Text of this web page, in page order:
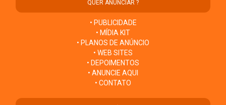
QUER ANUNCIAR ?
• PUBLICIDADE
• MÍDIA KIT
• PLANOS DE ANÚNCIO
• WEB SITES
• DEPOIMENTOS
• ANUNCIE AQUI
• CONTATO